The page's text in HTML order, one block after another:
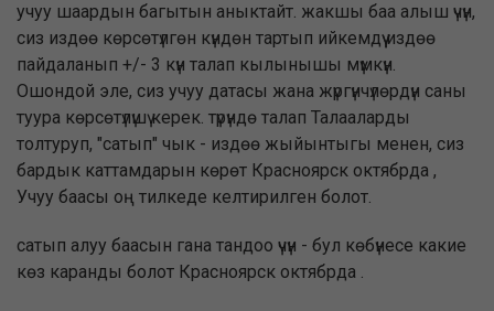
учуу шаардын багытын аныктайт. жакшы баа алыш үчүн,
сиз издөө көрсөтүлгөн күндөн тартып ийкемдүү издөө
пайдаланып +/- 3 күн талап кылынышы мүмкүн.
Ошондой эле, сиз учуу датасы жана жүргүнчүлөрдүн саны
туура көрсөтүлүшү керек. түрүндө талап Талааларды
толтуруп, "сатып" чык - издөө жыйынтыгы менен, сиз
бардык каттамдарын көрөт Красноярск октябрда ,
Учуу баасы оң тилкеде келтирилген болот.
сатып алуу баасын гана тандоо үчүн - бул көбүнесе какие
көз каранды болот Красноярск октябрда .